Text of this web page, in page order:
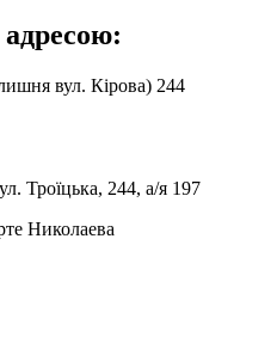
вул. Кірова) 244
Троїцька, 244, а/я 197